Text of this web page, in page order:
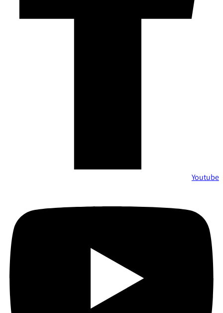
Youtube